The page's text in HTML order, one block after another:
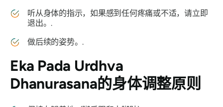
听从身体的指示，如果感到任何疼痛或不适，请立即
退出。.
做后续的姿势。.
Eka Pada Urdhva
Dhanurasana的身体调整原则